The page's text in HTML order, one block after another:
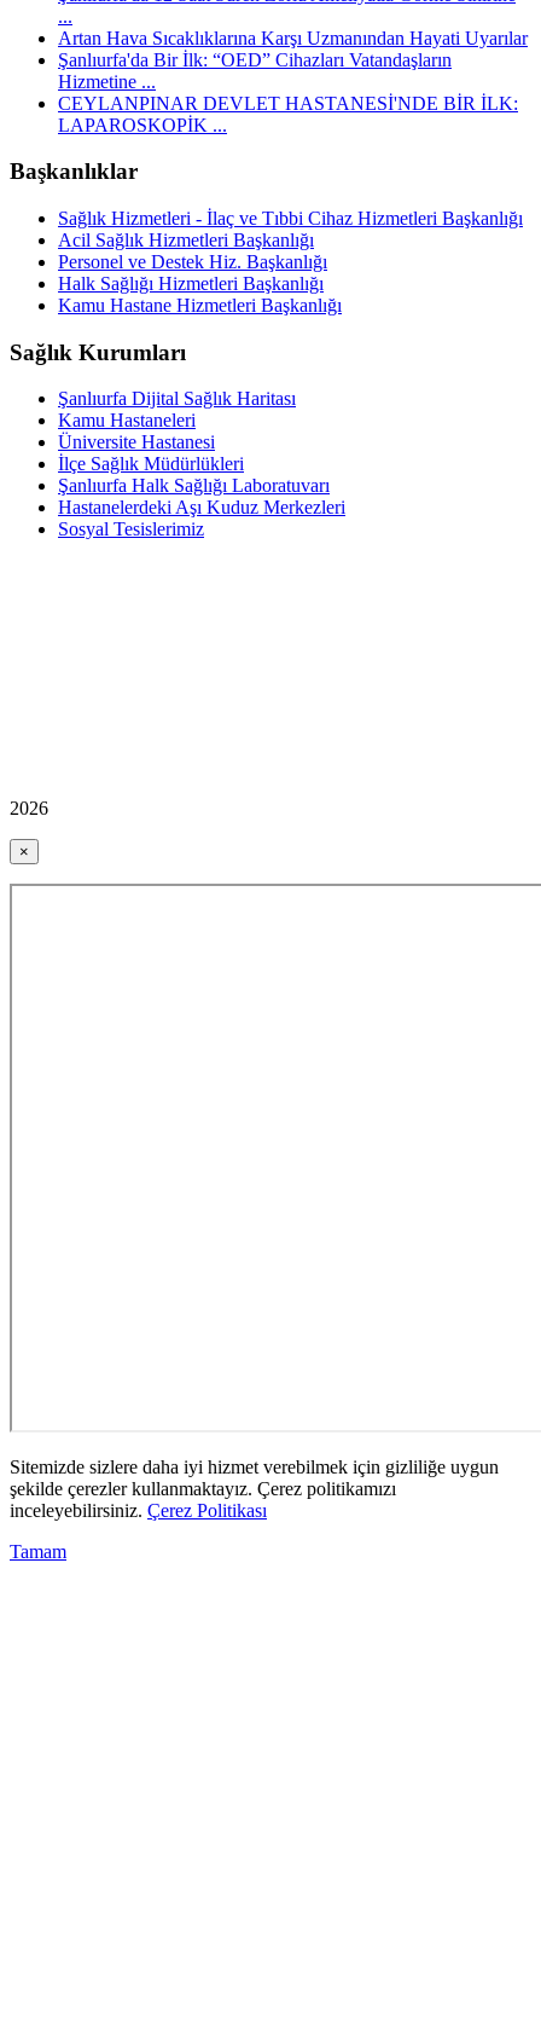
...
Artan Hava Sıcaklıklarına Karşı Uzmanından Hayati Uyarılar
Şanlıurfa'da Bir İlk: “OED” Cihazları Vatandaşların
Hizmetine ...
CEYLANPINAR DEVLET HASTANESİ'NDE BİR İLK:
LAPAROSKOPİK ...
Başkanlıklar
Sağlık Hizmetleri - İlaç ve Tıbbi Cihaz Hizmetleri Başkanlığı
Acil Sağlık Hizmetleri Başkanlığı
Personel ve Destek Hiz. Başkanlığı
Halk Sağlığı Hizmetleri Başkanlığı
Kamu Hastane Hizmetleri Başkanlığı
Sağlık Kurumları
Şanlıurfa Dijital Sağlık Haritası
Kamu Hastaneleri
Üniversite Hastanesi
İlçe Sağlık Müdürlükleri
Şanlıurfa Halk Sağlığı Laboratuvarı
Hastanelerdeki Aşı Kuduz Merkezleri
Sosyal Tesislerimiz
2026
×
Sitemizde sizlere daha iyi hizmet verebilmek için gizliliğe uygun
şekilde çerezler kullanmaktayız. Çerez politikamızı
inceleyebilirsiniz. Çerez Politikası
Tamam